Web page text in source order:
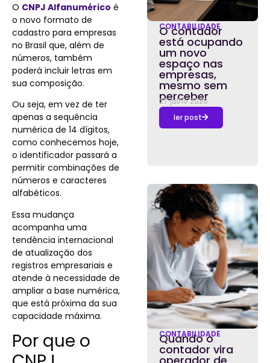
O CNPJ Alfanumérico é
o novo formato de
cadastro para empresas
no Brasil que, além de
números, também
poderá incluir letras em
sua composição.
Ou seja, em vez de ter
apenas a sequência
numérica de 14 dígitos,
como conhecemos hoje,
o identificador passará a
permitir combinações de
números e caracteres
alfabéticos.
Essa mudança
acompanha uma
tendência internacional
de atualização dos
registros empresariais e
atende à necessidade de
ampliar a base numérica,
que está próxima da sua
capacidade máxima.
Por que o
CONTABILIDADE
O contador
está ocupando
um novo
espaço nas
empresas,
mesmo sem
perceber
27 julho 2026
ler post
CONTABILIDADE
Quando o
contador vira